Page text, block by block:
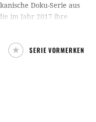
Doku-Serie aus
im Jahr 2017 ihre
dem Internet
hinaus einen Blick
wirft, die im Bereich
SERIE VORMERKEN